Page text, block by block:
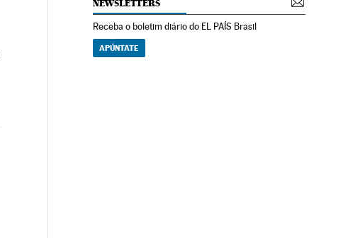
NEWSLETTERS
Receba o boletim diário do EL PAÍS Brasil
APÚNTATE